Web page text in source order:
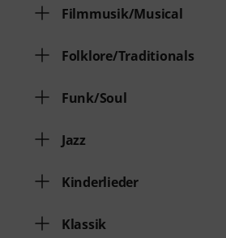
Filmmusik/Musical
Folklore/Traditionals
Funk/Soul
Jazz
Kinderlieder
Klassik